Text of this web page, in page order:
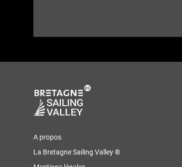
A propos
La Bretagne Sailing Valley ®